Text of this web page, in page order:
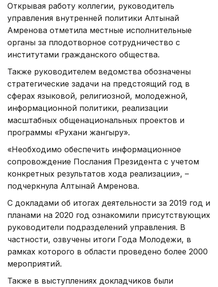
Открывая работу коллегии, руководитель
управления внутренней политики Алтынай
Амренова отметила местные исполнительные
органы за плодотворное сотрудничество с
институтами гражданского общества.
Также руководителем ведомства обозначены
стратегические задачи на предстоящий год в
сферах языковой, религиозной, молодежной,
информационной политики, реализации
масштабных общенациональных проектов и
программы «Рухани жангыру».
«Необходимо обеспечить информационное
сопровождение Послания Президента с учетом
конкретных результатов хода реализации», –
подчеркнула Алтынай Амренова.
С докладами об итогах деятельности за 2019 год и
планами на 2020 год ознакомили присутствующих
руководители подразделений управления. В
частности, озвучены итоги Года Молодежи, в
рамках которого в области проведено более 2000
мероприятий.
Также в выступлениях докладчиков были